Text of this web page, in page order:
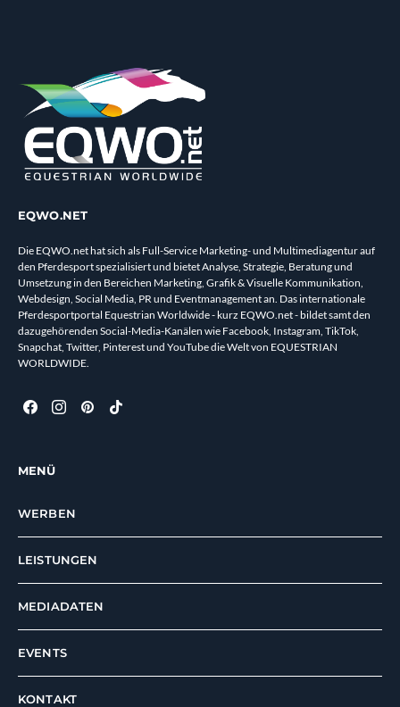
EQWO.NET
Die EQWO.net hat sich als Full-Service Marketing- und Multimediagentur auf
den Pferdesport spezialisiert und bietet Analyse, Strategie, Beratung und
Umsetzung in den Bereichen Marketing, Grafik & Visuelle Kommunikation,
Webdesign, Social Media, PR und Eventmanagement an. Das internationale
Pferdesportportal Equestrian Worldwide - kurz EQWO.net - bildet samt den
dazugehörenden Social-Media-Kanälen wie Facebook, Instagram, TikTok,
Snapchat, Twitter, Pinterest und YouTube die Welt von EQUESTRIAN
WORLDWIDE.
MENÜ
WERBEN
LEISTUNGEN
MEDIADATEN
EVENTS
KONTAKT